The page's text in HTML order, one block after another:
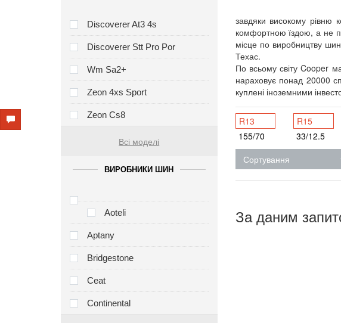
Discoverer At3 4s
Discoverer Stt Pro Por
Wm Sa2+
Zeon 4xs Sport
Zeon Cs8
Всі моделі
ВИРОБНИКИ ШИН
Aoteli
Aptany
Bridgestone
Ceat
Continental
завдяки високому рівню
комфортною їздою, а не
місце по виробництву
Техас.
По всьому світу Cooper
нараховує понад 20000
куплені іноземними
R13
155/70
R15
33/12.5
Сортування
За даним